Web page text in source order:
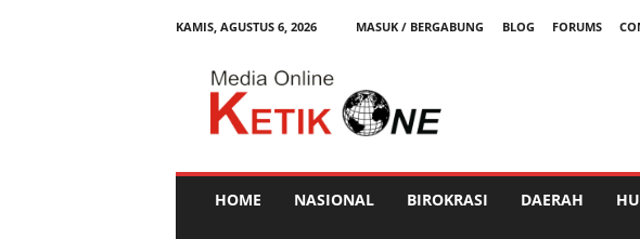
KAMIS, AGUSTUS 6, 2026 MASUK / BERGABUNG BLOG FORUMS
HOME NASIONAL BIROKRASI DAERAH